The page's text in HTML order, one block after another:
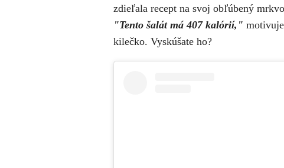
zdieľala recept na svoj obľúbený
"Tento šalát má 407 kalórií,"
kilečko. Vyskúšate ho?